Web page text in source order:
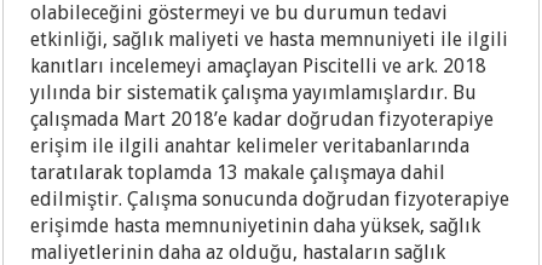
olabileceğini göstermeyi ve bu durumun tedavi
etkinliği, sağlık maliyeti ve hasta memnuniyeti ile ilgili
kanıtları incelemeyi amaçlayan Piscitelli ve ark. 2018
yılında bir sistematik çalışma yayımlamışlardır. Bu
çalışmada Mart 2018’e kadar doğrudan fizyoterapiye
erişim ile ilgili anahtar kelimeler veritabanlarında
taratılarak toplamda 13 makale çalışmaya dahil
edilmiştir. Çalışma sonucunda doğrudan fizyoterapiye
erişimde hasta memnuniyetinin daha yüksek, sağlık
maliyetlerinin daha az olduğu, hastaların sağlık